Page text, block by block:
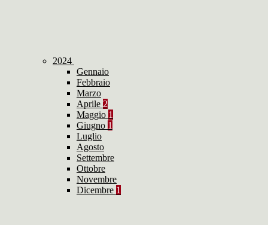
2024
Gennaio
Febbraio
Marzo
Aprile 2
Maggio 1
Giugno 1
Luglio
Agosto
Settembre
Ottobre
Novembre
Dicembre 1